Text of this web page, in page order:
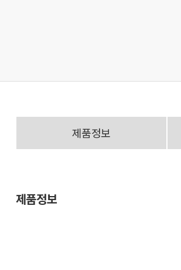
제품정보
제품정보